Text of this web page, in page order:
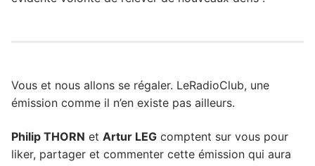
Vous et nous allons se régaler. LeRadioClub, une
émission comme il n’en existe pas ailleurs.
Philip THORN et Artur LEG comptent sur vous pour
liker, partager et commenter cette émission qui aura